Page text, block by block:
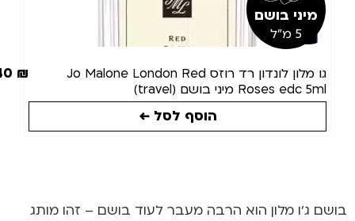
מצב מלאי
מיני בושם
גו מלון לונדון רד רוזס Jo Malone London Red
Roses edc 5ml מיני בושם (travel)
40₪
הוסף לסל ←
בושם ג'ו מלוןהוא הרבה מעבר לעוד בושם – זהו מותג